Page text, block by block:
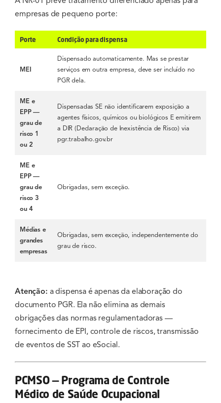
empresas de pequeno porte:
Porte Condição para dispensa
MEI
Dispensado automaticamente. Mas se prestar
serviços em outra empresa, deve ser incluído no
PGR dela.
ME e
EPP —
grau de
risco 1
ou 2
Dispensadas SE não identificarem exposição a
agentes físicos, químicos ou biológicos E emitirem
a DIR (Declaração de Inexistência de Risco) via
pgr.trabalho.gov.br
ME e
EPP —
grau de
risco 3
ou 4
Obrigadas, sem exceção.
Médias e
grandes
empresas
Obrigadas, sem exceção, independentemente do
grau de risco.
Atenção: a dispensa é apenas da elaboração do
documento PGR. Ela não elimina as demais
obrigações das normas regulamentadoras —
fornecimento de EPI, controle de riscos, transmissão
de eventos de SST ao eSocial.
PCMSO — Programa de Controle
Médico de Saúde Ocupacional